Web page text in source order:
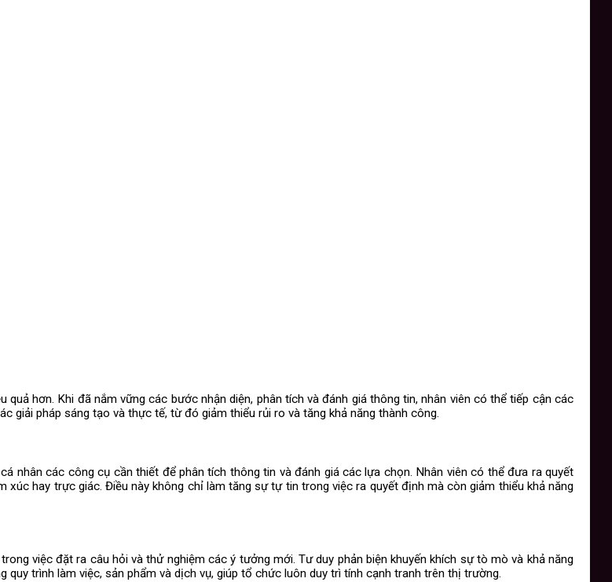
hơn. Khi đã nắm vững các bước nhận diện, phân tích và đánh giá thông tin, nhân viên có thể tiếp cận các
giải pháp sáng tạo và thực tế, từ đó giảm thiểu rủi ro và tăng khả năng thành công.
nhân các công cụ cần thiết để phân tích thông tin và đánh giá các lựa chọn. Nhân viên có thể đưa ra quyết
hay trực giác. Điều này không chỉ làm tăng sự tự tin trong việc ra quyết định mà còn giảm thiểu khả năng
việc đặt ra câu hỏi và thử nghiệm các ý tưởng mới. Tư duy phản biện khuyến khích sự tò mò và khả năng
trình làm việc, sản phẩm và dịch vụ, giúp tổ chức luôn duy trì tính cạnh tranh trên thị trường.